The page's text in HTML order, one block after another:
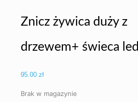
Znicz żywica duży z
drzewem+ świeca led
95.00 zł
Brak w magazynie